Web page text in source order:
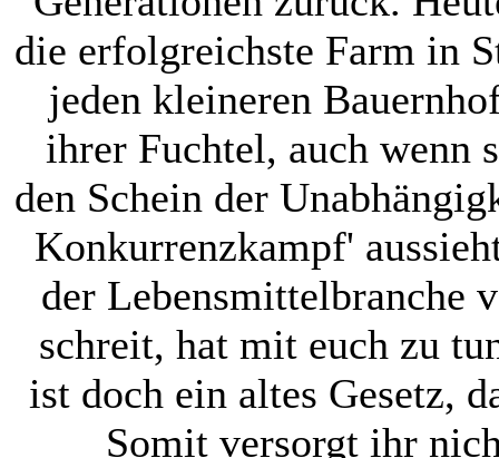
die erfolgreichste Farm in
jeden kleineren
ihrer Fuchtel, auch wenn
den Schein der
Konkurrenzkampf'
der Lebensmittelbranche
schreit, hat mit euch zu
ist doch ein altes Gesetz,
Somit versorgt ihr